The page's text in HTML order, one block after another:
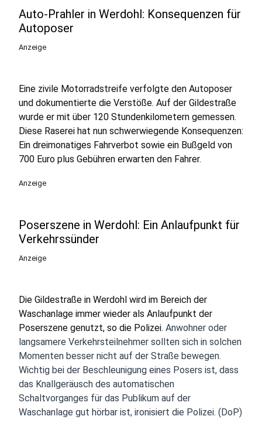
Auto-Prahler in Werdohl: Konsequenzen für
Autoposer
Anzeige
Eine zivile Motorradstreife verfolgte den Autoposer
und dokumentierte die Verstöße. Auf der Gildestraße
wurde er mit über 120 Stundenkilometern gemessen.
Diese Raserei hat nun schwerwiegende Konsequenzen:
Ein dreimonatiges Fahrverbot sowie ein Bußgeld von
700 Euro plus Gebühren erwarten den Fahrer.
Anzeige
Poserszene in Werdohl: Ein Anlaufpunkt für
Verkehrssünder
Anzeige
Die Gildestraße in Werdohl wird im Bereich der
Waschanlage immer wieder als Anlaufpunkt der
Poserszene genutzt, so die Polizei. Anwohner oder
langsamere Verkehrsteilnehmer sollten sich in solchen
Momenten besser nicht auf der Straße bewegen.
Wichtig bei der Beschleunigung eines Posers ist, dass
das Knallgeräusch des automatischen
Schaltvorganges für das Publikum auf der
Waschanlage gut hörbar ist, ironisiert die Polizei. (DoP)